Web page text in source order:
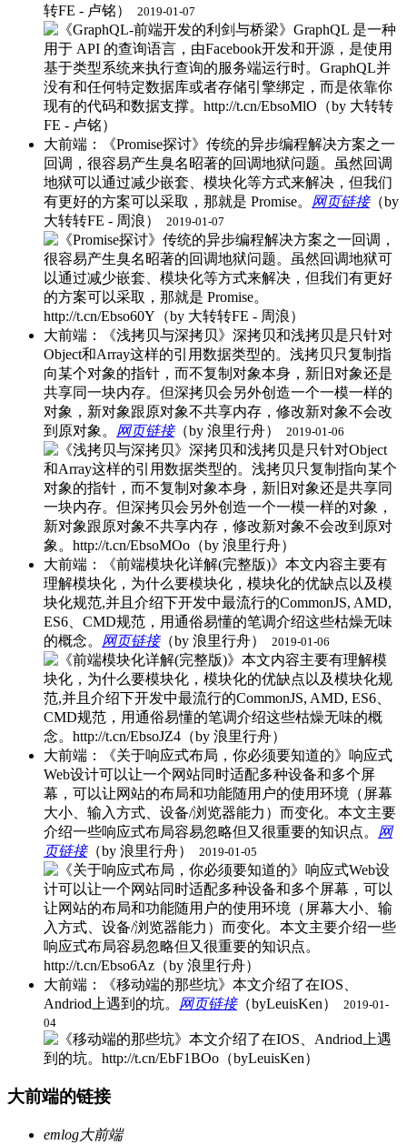
转FE - 卢铭） ​
2019-01-07
大前端：《Promise探讨》传统的异步编程解决方案之一
回调，很容易产生臭名昭著的回调地狱问题。虽然回调
地狱可以通过减少嵌套、模块化等方式来解决，但我们
有更好的方案可以采取，那就是 Promise。 网页链接（by
大转转FE - 周浪） ​
2019-01-07
大前端：《浅拷贝与深拷贝》深拷贝和浅拷贝是只针对
Object和Array这样的引用数据类型的。浅拷贝只复制指
向某个对象的指针，而不复制对象本身，新旧对象还是
共享同一块内存。但深拷贝会另外创造一个一模一样的
对象，新对象跟原对象不共享内存，修改新对象不会改
到原对象。 网页链接（by 浪里行舟） ​ 2019-01-06
大前端：《前端模块化详解(完整版)》本文内容主要有
理解模块化，为什么要模块化，模块化的优缺点以及模
块化规范,并且介绍下开发中最流行的CommonJS, AMD,
ES6、CMD规范，用通俗易懂的笔调介绍这些枯燥无味
的概念。 网页链接（by 浪里行舟） ​ 2019-01-06
大前端：《关于响应式布局，你必须要知道的》响应式
Web设计可以让一个网站同时适配多种设备和多个屏
幕，可以让网站的布局和功能随用户的使用环境（屏幕
大小、输入方式、设备/浏览器能力）而变化。本文主要
介绍一些响应式布局容易忽略但又很重要的知识点。 网
页链接（by 浪里行舟） ​ 2019-01-05
大前端：《移动端的那些坑》本文介绍了在IOS、
Andriod上遇到的坑。 网页链接（byLeuisKen） ​
2019-01-
04
大前端的链接
emlog大前端